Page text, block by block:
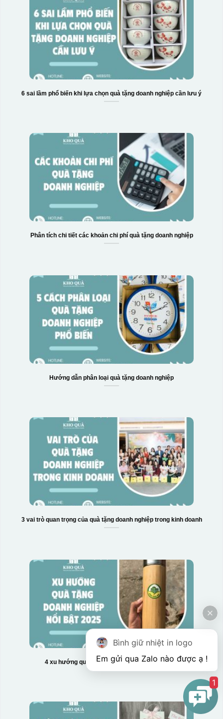
Hộp xi bình giữ nhiệt
6 sai lầm phổ biến khi lựa chọn quà tặng doanh nghiệp cần lưu ý
Phân tích chi tiết các khoản chi phí quà tặng doanh nghiệp
Hướng dẫn phân loại quà tặng doanh nghiệp
3 vai trò quan trọng của quà tặng doanh nghiệp trong kinh doanh
4 xu hướng quà tặng doanh nghiệp nổi bật 2025
Bình giữ nhiệt in logo
1